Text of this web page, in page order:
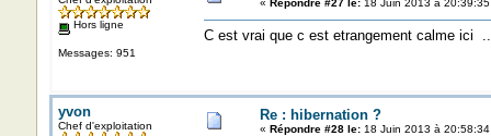
Hors ligne
Messages: 951
« Répondre #27 le:18 Juin 2013 à 20:39:35
C est vrai que c est etrangement calme
yvon
Chef d'exploitation
Re : hibernation ?
« Répondre #28 le:18 Juin 2013 à 20:58:34